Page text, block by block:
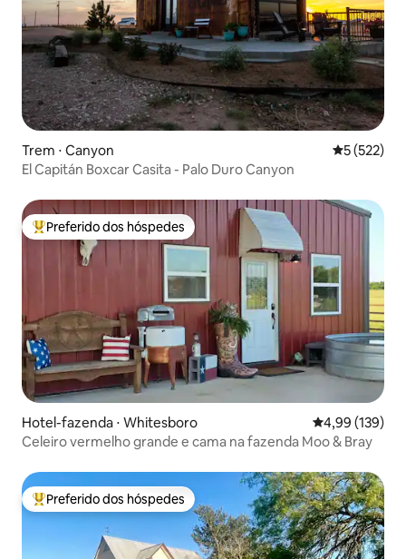
Trem ⋅ Canyon 5 de uma
5 (522)
El Capitán Boxcar Casita - Palo Duro Canyon
Entre os melhores preferidos dos hóspedes
Preferido dos hóspedes
Hotel-fazenda ⋅ Whitesboro 4,99 de uma
4,99 (139)
Celeiro vermelho grande e cama na fazenda Moo & Bray
Entre os melhores preferidos dos hóspedes
Preferido dos hóspedes